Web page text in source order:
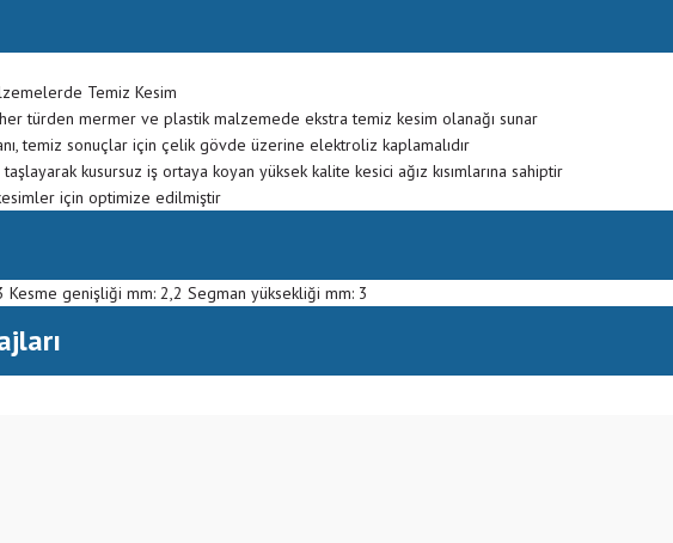
Temiz Kesim
türden mermer ve plastik malzemede ekstra temiz kesim olanağı sunar
temiz sonuçlar için çelik gövde üzerine elektroliz kaplamalıdır
kusursuz iş ortaya koyan yüksek kalite kesici ağız kısımlarına sahiptir
için optimize edilmiştir
genişliği mm: 2,2 Segman yüksekliği mm: 3